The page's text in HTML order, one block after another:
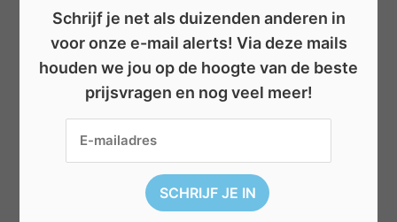
Beauty
Boeken
Elektronica
Eten/drinken
Kleding
Reizen
Schrijf je net als duizenden anderen in
voor onze e-mail alerts! Via deze mails
houden we jou op de hoogte van de beste
prijsvragen en nog veel meer!